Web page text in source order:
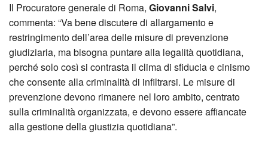
Il Procuratore generale di Roma, Giovanni Salvi,
commenta: “Va bene discutere di allargamento e
restringimento dell’area delle misure di prevenzione
giudiziaria, ma bisogna puntare alla legalità quotidiana,
perché solo così si contrasta il clima di sfiducia e cinismo
che consente alla criminalità di infiltrarsi. Le misure di
prevenzione devono rimanere nel loro ambito, centrato
sulla criminalità organizzata, e devono essere affiancate
alla gestione della giustizia quotidiana”.